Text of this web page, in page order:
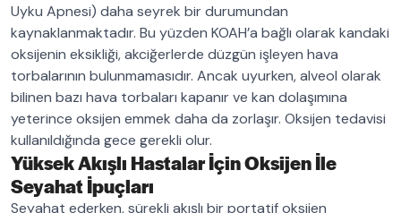
Uyku Apnesi) daha seyrek bir durumundan
kaynaklanmaktadır. Bu yüzden KOAH’a bağlı olarak kandaki
oksijenin eksikliği, akciğerlerde düzgün işleyen hava
torbalarının bulunmamasıdır. Ancak uyurken, alveol olarak
bilinen bazı hava torbaları kapanır ve kan dolaşımına
yeterince oksijen emmek daha da zorlaşır. Oksijen tedavisi
kullanıldığında gece gerekli olur.
Yüksek Akışlı Hastalar İçin Oksijen İle
Seyahat İpuçları
Seyahat ederken, sürekli akışlı bir portatif oksijen